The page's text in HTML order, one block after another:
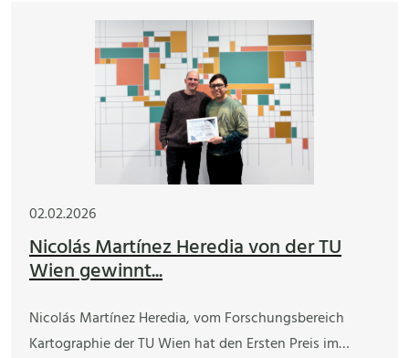
02.02.2026
Nicolás Martínez Heredia von der TU
Wien gewinnt...
Nicolás Martínez Heredia, vom Forschungsbereich
Kartographie der TU Wien hat den Ersten Preis im…